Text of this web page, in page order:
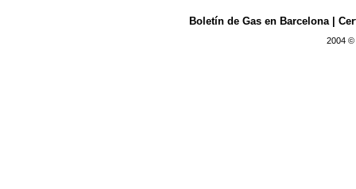
Boletín de Gas en Barcelona |
2004 ©